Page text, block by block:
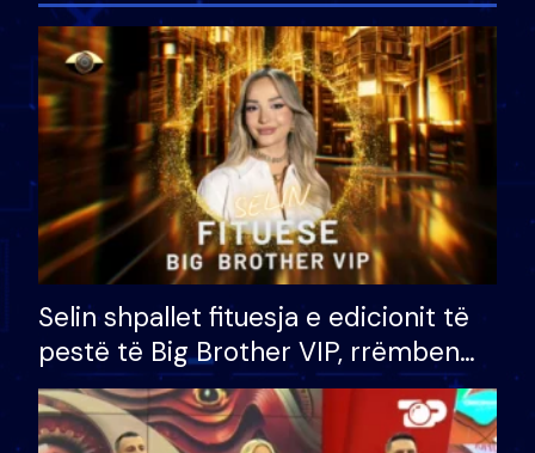
Selin shpallet fituesja e edicionit të
pestë të Big Brother VIP, rrëmben
çmimin e madh prej 100 mijë eurosh